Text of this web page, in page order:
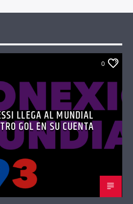
0
LLEGA AL MUNDIAL
GOL EN SU CUENTA